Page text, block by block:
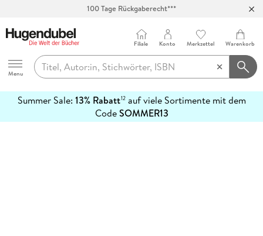
100 Tage Rückgaberecht***
Hugendubel
Menu
Filiale Konto Merkzettel Warenkorb
Summer Sale: 13% Rabatt12auf viele Sortimente mit dem
CodeSOMMER13
erfahren